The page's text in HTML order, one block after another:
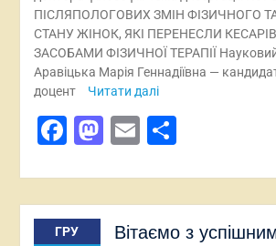
ПІСЛЯПОЛОГОВИХ ЗМІН ФІЗИЧНОГО
СТАНУ ЖІНОК, ЯКІ ПЕРЕНЕСЛИ
ЗАСОБАМИ ФІЗИЧНОЇ ТЕРАПІЇ Науковий
Аравіцька Марія Геннадіївна —
доцент
Читати далі
Facebook
Mastodon
Email
ГРУ
Вітаємо з